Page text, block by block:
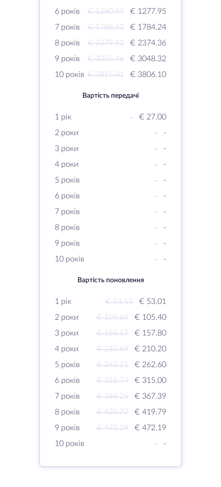
6 років
€ 1280.94
€ 1277.95
7 років
€ 1788.42
€ 1784.24
8 років
€ 2379.92
€ 2374.36
9 років
€ 3055.46
€ 3048.32
10 років € 3815.01 € 3806.10
Вартість передачі
1 рік -
€ 27.00
2 роки
-
-
3 роки
-
-
4 роки
-
-
5 років
-
-
6 років
-
-
7 років
-
-
8 років
-
-
9 років
-
-
10 років
- -
Вартість поновлення
1 рік € 53.13
€ 53.01
2 роки
€ 105.64
€ 105.40
3 роки
€ 158.17
€ 157.80
4 роки
€ 210.69
€ 210.20
5 років
€ 263.21
€ 262.60
6 років
€ 315.74
€ 315.00
7 років
€ 368.25
€ 367.39
8 років
€ 420.77
€ 419.79
9 років
€ 473.29
€ 472.19
10 років
- -